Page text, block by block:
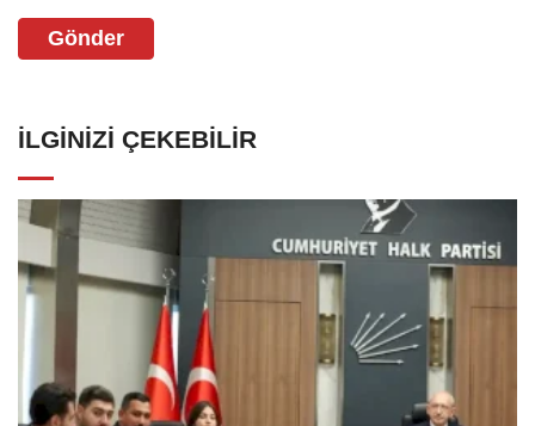
Gönder
İLGINIZI ÇEKEBILIR